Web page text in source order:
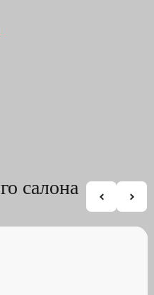
салона